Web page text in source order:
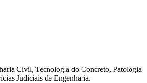
Civil, Tecnologia do Concreto, Patologia
Judiciais de Engenharia.